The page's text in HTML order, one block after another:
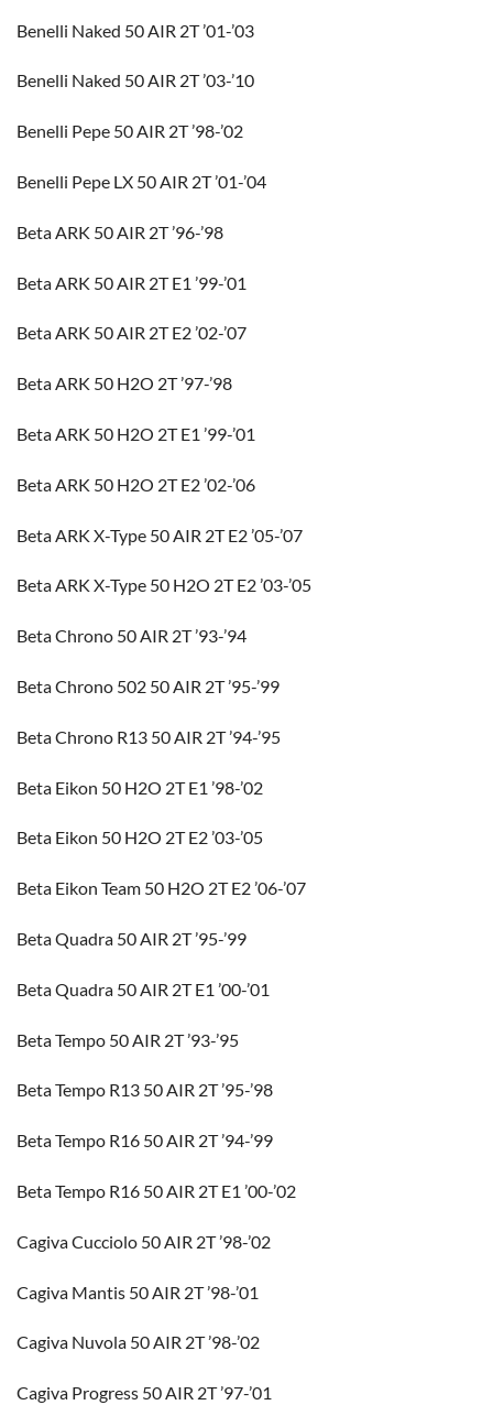
Benelli Naked 50 AIR 2T ’01-’03
Benelli Naked 50 AIR 2T ’03-’10
Benelli Pepe 50 AIR 2T ’98-’02
Benelli Pepe LX 50 AIR 2T ’01-’04
Beta ARK 50 AIR 2T ’96-’98
Beta ARK 50 AIR 2T E1 ’99-’01
Beta ARK 50 AIR 2T E2 ’02-’07
Beta ARK 50 H2O 2T ’97-’98
Beta ARK 50 H2O 2T E1 ’99-’01
Beta ARK 50 H2O 2T E2 ’02-’06
Beta ARK X-Type 50 AIR 2T E2 ’05-’07
Beta ARK X-Type 50 H2O 2T E2 ’03-’05
Beta Chrono 50 AIR 2T ’93-’94
Beta Chrono 502 50 AIR 2T ’95-’99
Beta Chrono R13 50 AIR 2T ’94-’95
Beta Eikon 50 H2O 2T E1 ’98-’02
Beta Eikon 50 H2O 2T E2 ’03-’05
Beta Eikon Team 50 H2O 2T E2 ’06-’07
Beta Quadra 50 AIR 2T ’95-’99
Beta Quadra 50 AIR 2T E1 ’00-’01
Beta Tempo 50 AIR 2T ’93-’95
Beta Tempo R13 50 AIR 2T ’95-’98
Beta Tempo R16 50 AIR 2T ’94-’99
Beta Tempo R16 50 AIR 2T E1 ’00-’02
Cagiva Cucciolo 50 AIR 2T ’98-’02
Cagiva Mantis 50 AIR 2T ’98-’01
Cagiva Nuvola 50 AIR 2T ’98-’02
Cagiva Progress 50 AIR 2T ’97-’01